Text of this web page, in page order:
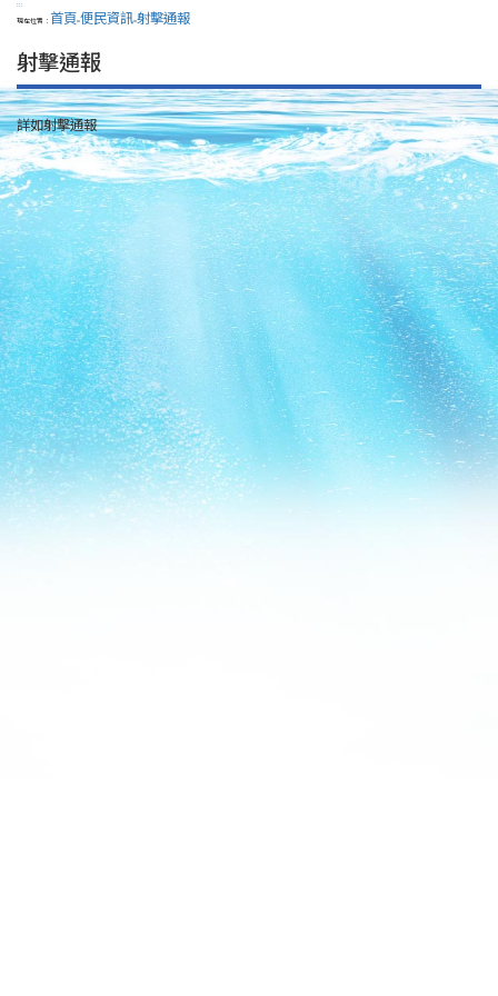
:::
現在位置： 首頁>便民資訊>射擊通報
射擊通報
詳如射擊通報